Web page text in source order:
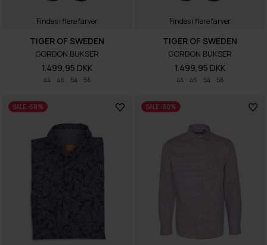
Findes i flere farver
44 46 54 56
TIGER OF SWEDEN
GORDON BUKSER
1.499,95 DKK
Findes i flere farver
44 46 54 56
TIGER OF SWEDEN
GORDON BUKSER
1.499,95 DKK
SALE -50% SALE -50%